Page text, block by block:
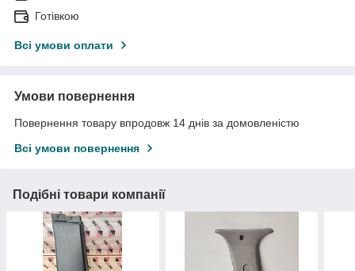
Готівкою
Всі умови оплати
Умови повернення
Повернення товару впродовж 14 днів за домовленістю
Всі умови повернення
Подібні товари компанії